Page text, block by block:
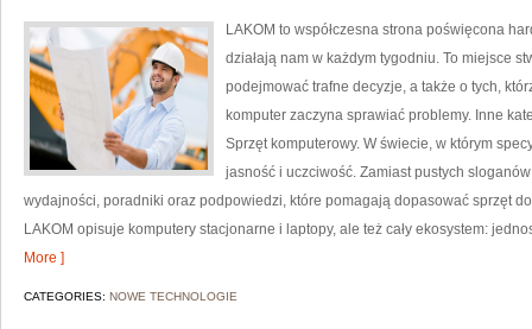
LAKOM to współczesna strona poświęcona
działają nam w każdym tygodniu. To miejsce
podejmować trafne decyzje, a także o tych,
komputer zaczyna sprawiać problemy. Inne
Sprzęt komputerowy. W świecie, w którym
jasność i uczciwość. Zamiast pustych
wydajności, poradniki oraz podpowiedzi, które pomagają dopasować sprzęt
LAKOM opisuje komputery stacjonarne i laptopy, ale też cały ekosystem:
More ]
CATEGORIES: NOWE TECHNOLOGIE